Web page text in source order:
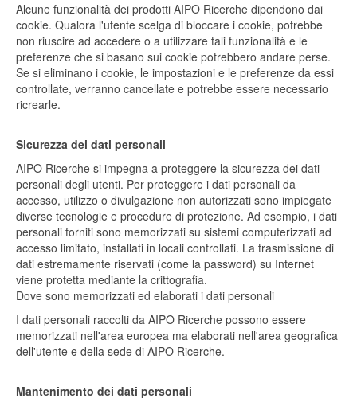
Alcune funzionalità dei prodotti AIPO Ricerche dipendono dai
cookie. Qualora l'utente scelga di bloccare i cookie, potrebbe
non riuscire ad accedere o a utilizzare tali funzionalità e le
preferenze che si basano sui cookie potrebbero andare perse.
Se si eliminano i cookie, le impostazioni e le preferenze da essi
controllate, verranno cancellate e potrebbe essere necessario
ricrearle.
Sicurezza dei dati personali
AIPO Ricerche si impegna a proteggere la sicurezza dei dati
personali degli utenti. Per proteggere i dati personali da
accesso, utilizzo o divulgazione non autorizzati sono impiegate
diverse tecnologie e procedure di protezione. Ad esempio, i dati
personali forniti sono memorizzati su sistemi computerizzati ad
accesso limitato, installati in locali controllati. La trasmissione di
dati estremamente riservati (come la password) su Internet
viene protetta mediante la crittografia.
Dove sono memorizzati ed elaborati i dati personali
I dati personali raccolti da AIPO Ricerche possono essere
memorizzati nell'area europea ma elaborati nell'area geografica
dell'utente e della sede di AIPO Ricerche.
Mantenimento dei dati personali